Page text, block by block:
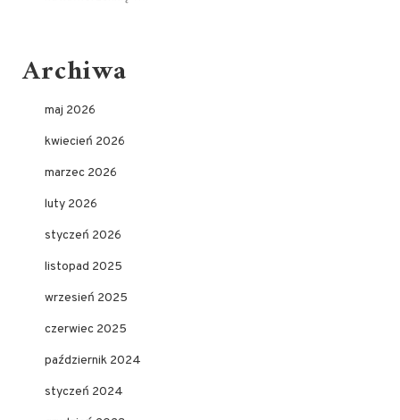
Archiwa
maj 2026
kwiecień 2026
marzec 2026
luty 2026
styczeń 2026
listopad 2025
wrzesień 2025
czerwiec 2025
październik 2024
styczeń 2024